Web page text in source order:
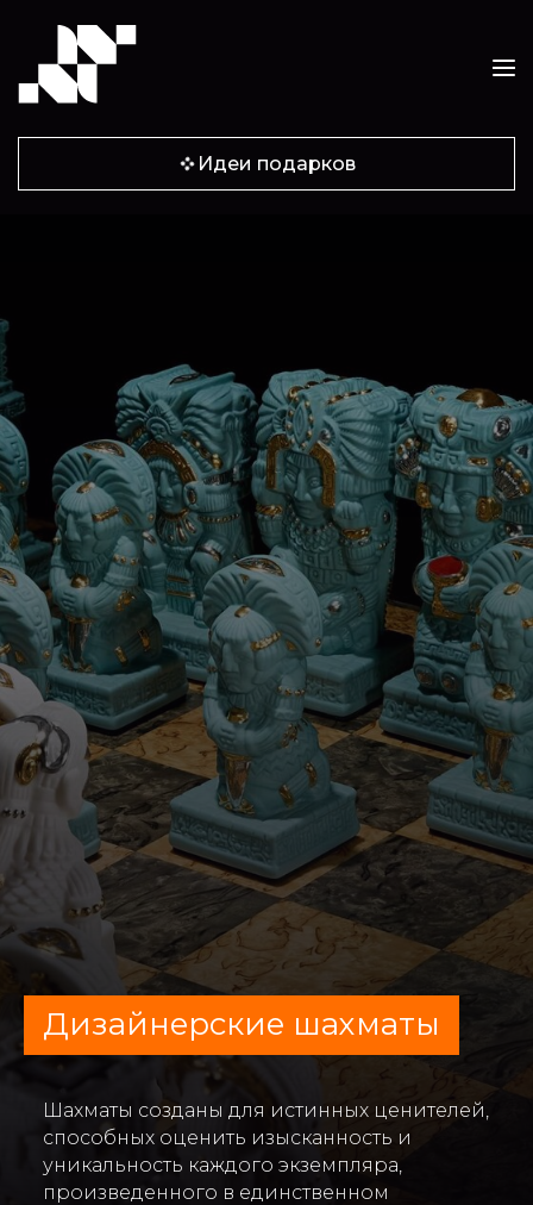
Идеи подарков
Дизайнерские шахматы
Шахматы созданы для истинных ценителей,
способных оценить изысканность и
уникальность каждого экземпляра,
произведенного в единственном